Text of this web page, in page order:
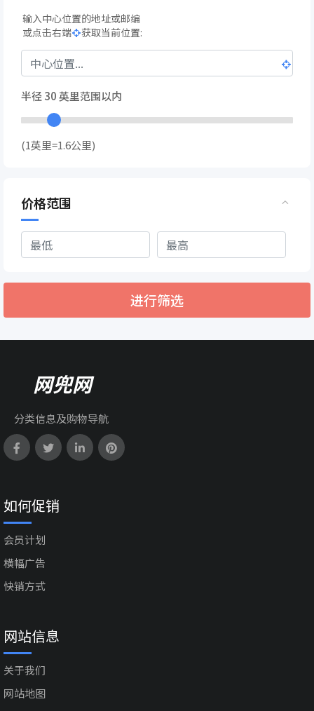
输入中心位置的地址或邮编
或点击右端
获取当前位置:
半径30英里范围以内
(1英里=1.6公里)
价格范围
进行筛选
网兜网
分类信息及购物导航
如何促销
会员计划
横幅广告
快销方式
网站信息
关于我们
网站地图